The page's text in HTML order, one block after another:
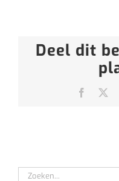
Deel dit
Zoeken